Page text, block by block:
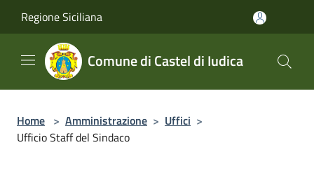
Regione Siciliana
Comune di Castel di Iudica
Home > Amministrazione > Uffici >
Ufficio Staff del Sindaco